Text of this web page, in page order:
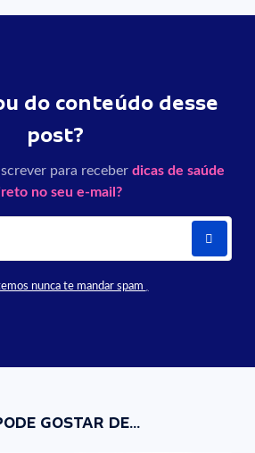
do conteúdo desse
post?
para receber dicas de saúde
no seu e-mail?
nunca te mandar spam
GOSTAR DE...